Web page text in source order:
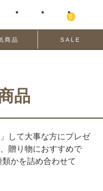
0
商品 SALE
品
して大事な方にプレゼ
贈り物におすすめで
かを詰め合わせて